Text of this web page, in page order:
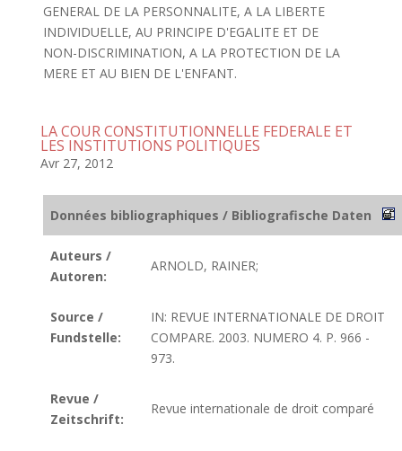
GENERAL DE LA PERSONNALITE, A LA LIBERTE
INDIVIDUELLE, AU PRINCIPE D'EGALITE ET DE
NON-DISCRIMINATION, A LA PROTECTION DE LA
MERE ET AU BIEN DE L'ENFANT.
LA COUR CONSTITUTIONNELLE FEDERALE ET
LES INSTITUTIONS POLITIQUES
Avr 27, 2012
Données bibliographiques / Bibliografische Daten
Auteurs /
Autoren:
ARNOLD, RAINER;
Source /
Fundstelle:
IN: REVUE INTERNATIONALE DE DROIT
COMPARE. 2003. NUMERO 4. P. 966 -
973.
Revue /
Zeitschrift:
Revue internationale de droit comparé